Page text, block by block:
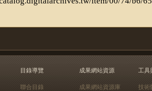
目錄導覽
聯合目錄
成果網站資源
成果網站資源庫
工具
技術